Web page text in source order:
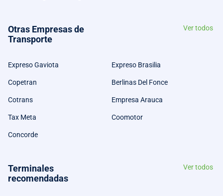
Otras Empresas de
Transporte
Ver todos
Expreso Gaviota Expreso Brasilia
Copetran Berlinas Del Fonce
Cotrans Empresa Arauca
Tax Meta Coomotor
Concorde
Terminales
recomendadas
Ver todos